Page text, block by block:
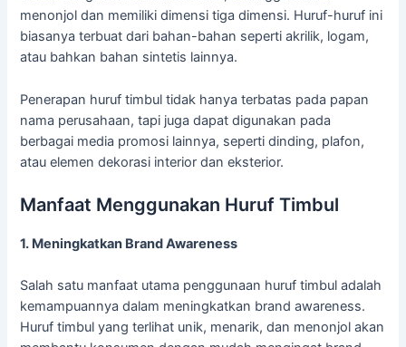
menonjol dan memiliki dimensi tiga dimensi. Huruf-huruf ini
biasanya terbuat dari bahan-bahan seperti akrilik, logam,
atau bahkan bahan sintetis lainnya.
Penerapan huruf timbul tidak hanya terbatas pada papan
nama perusahaan, tapi juga dapat digunakan pada
berbagai media promosi lainnya, seperti dinding, plafon,
atau elemen dekorasi interior dan eksterior.
Manfaat Menggunakan Huruf Timbul
1. Meningkatkan Brand Awareness
Salah satu manfaat utama penggunaan huruf timbul adalah
kemampuannya dalam meningkatkan brand awareness.
Huruf timbul yang terlihat unik, menarik, dan menonjol akan